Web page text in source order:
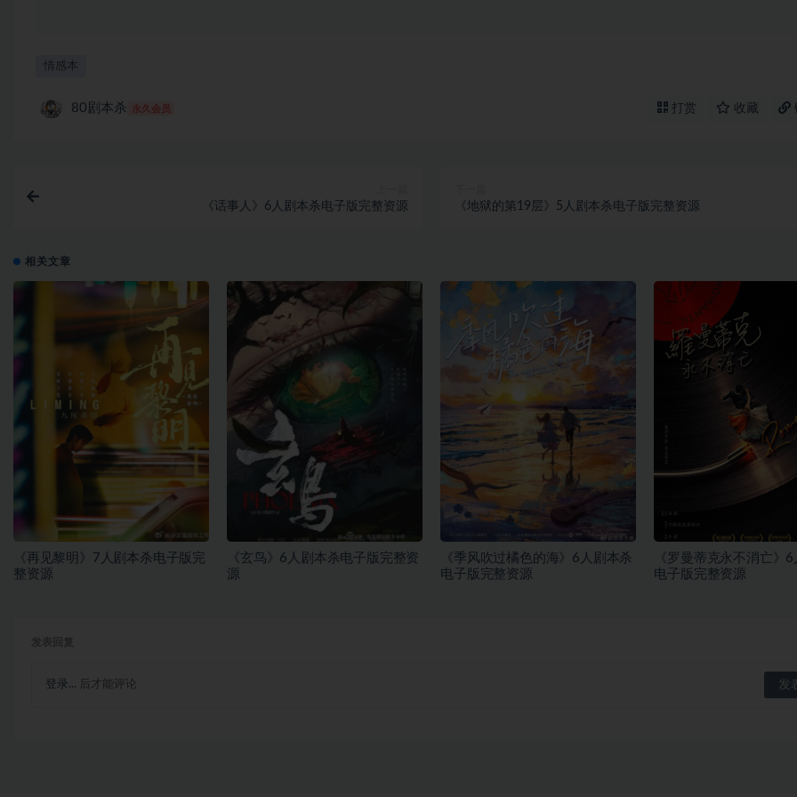
情感本
80剧本杀 永久会员 打赏 收藏
《话事人》6人剧本杀电子版完整资源 《地狱的第19层》5人剧本杀电子版完整资源
相关文章
《再见黎明》7人剧本杀电子版完
整资源
《玄鸟》6人剧本杀电子版完整资
源
《季风吹过橘色的海》6人剧本杀
电子版完整资源
《罗曼蒂克永不消亡》
电子版完整资源
登录... 后才能评论